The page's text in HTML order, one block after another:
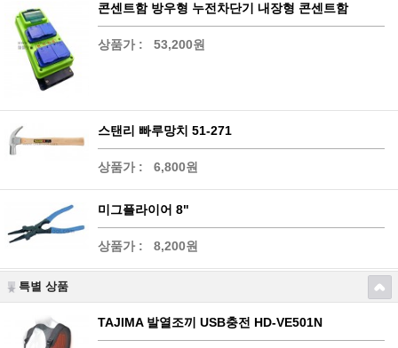
콘센트함 방우형 누전차단기 내장형 콘센트함
상품가 : 53,200원
스탠리 빠루망치 51-271
상품가 : 6,800원
미그플라이어 8"
상품가 : 8,200원
특별 상품
TAJIMA 발열조끼 USB충전 HD-VE501N